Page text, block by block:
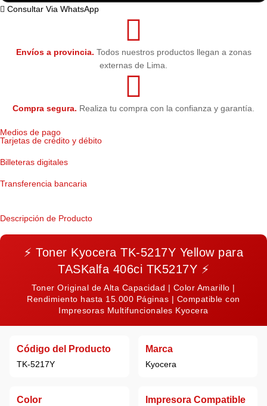
Consultar Via WhatsApp
Envíos a provincia. Todos nuestros productos llegan a zonas
externas de Lima.
Compra segura. Realiza tu compra con la confianza y garantía.
Medios de pago
Tarjetas de crédito y débito
Billeteras digitales
Transferencia bancaria
Descripción de Producto
⚡ Toner Kyocera TK-5217Y Yellow para
TASKalfa 406ci TK5217Y ⚡
Toner Original de Alta Capacidad | Color Amarillo |
Rendimiento hasta 15.000 Páginas | Compatible con
Impresoras Multifuncionales Kyocera
Código del Producto
TK-5217Y
Marca
Kyocera
Color Impresora Compatible